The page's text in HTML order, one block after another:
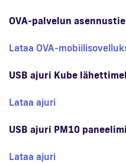
OVA-palvelun
Lataa OVA-
USB ajuri Kube
Lataa ajuri
USB ajuri PM10
Lataa ajuri